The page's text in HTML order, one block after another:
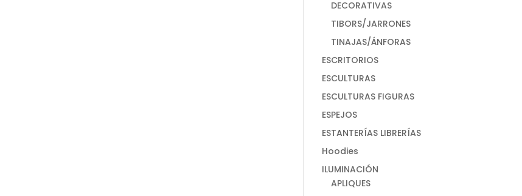
DECORATIVAS
TIBORS/JARRONES
TINAJAS/ÁNFORAS
ESCRITORIOS
ESCULTURAS
ESCULTURAS FIGURAS
ESPEJOS
ESTANTERÍAS LIBRERÍAS
Hoodies
ILUMINACIÓN
APLIQUES